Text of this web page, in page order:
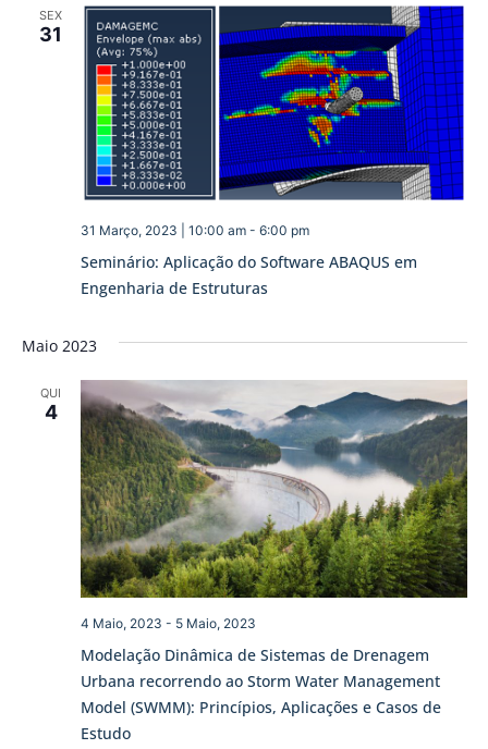
SEX
31
Seminário: Aplicação do Software ABAQUS em
Engenharia de Estruturas
31 Março, 2023 | 10:00 am- 6:00 pm
Maio 2023
QUI
4
Modelação Dinâmica de Sistemas de Drenagem
Urbana recorrendo ao Storm Water Management
Model (SWMM): Princípios, Aplicações e Casos de
Estudo
4 Maio, 2023 - 5 Maio, 2023